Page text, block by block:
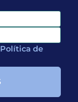
Política de